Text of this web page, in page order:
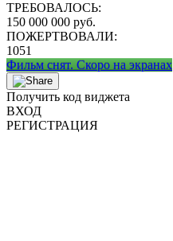
ТРЕБОВАЛОСЬ:
150 000 000 руб.
ПОЖЕРТВОВАЛИ:
1051
Фильм снят. Скоро на экранах
Получить код виджета
ВХОД
РЕГИСТРАЦИЯ